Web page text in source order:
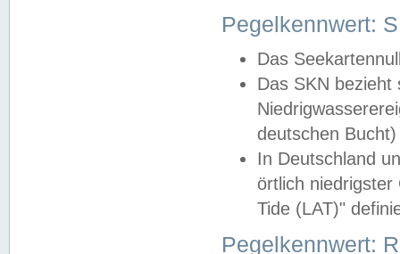
Pegelkennwert:
Das
Das SKN
deutschen
In Deutschland
örtlich
Tide (LAT)"
Pegelkennwert: